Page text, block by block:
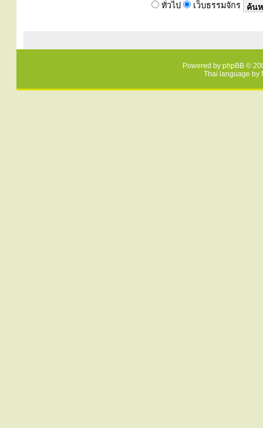
ทั่วไป เว็บธรรมจักร
Powered by phpBB ©
Thai language by